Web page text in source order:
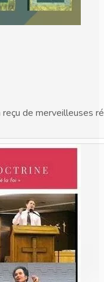
reçu de merveilleuses